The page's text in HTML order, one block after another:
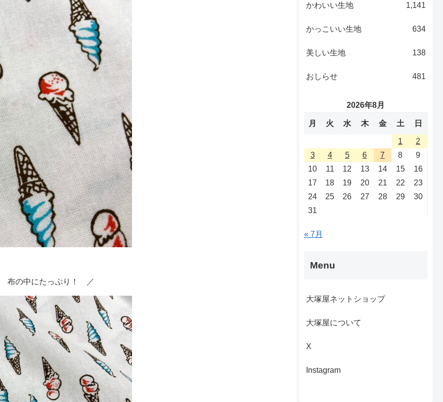
布の中にたっぷり！ ／
かわいい生地 1,141
かっこいい生地 634
美しい生地 138
おしらせ 481
2026年8月
月 火 水 木 金 土 日
1
2
3
4 5 6 7 8
9
10
11 12 13 14 15
16
17
18 19 20 21 22
23
24
25 26 27 28 29
30
31
« 7月
Menu
大塚屋ネットショップ
大塚屋について
X
Instagram